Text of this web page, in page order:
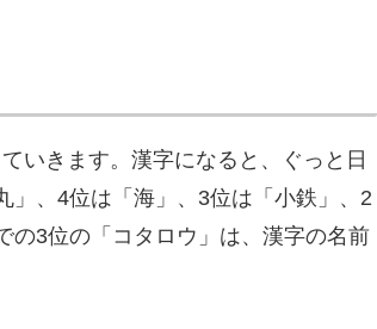
いきます。漢字になると、ぐっと日
」、4位は「海」、3位は「小鉄」、2
の3位の「コタロウ」は、漢字の名前